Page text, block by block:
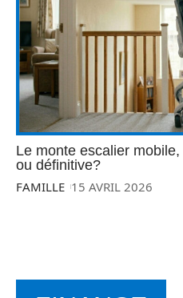
Le monte escalier
ou définitive?
FAMILLE 15 AVRIL 2026